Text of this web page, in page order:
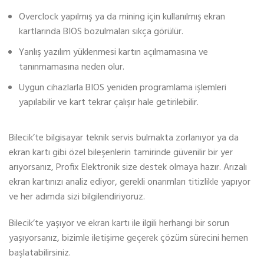
Overclock yapılmış ya da mining için kullanılmış ekran
kartlarında BIOS bozulmaları sıkça görülür.
Yanlış yazılım yüklenmesi kartın açılmamasına ve
tanınmamasına neden olur.
Uygun cihazlarla BIOS yeniden programlama işlemleri
yapılabilir ve kart tekrar çalışır hale getirilebilir.
Bilecik’te bilgisayar teknik servis bulmakta zorlanıyor ya da
ekran kartı gibi özel bileşenlerin tamirinde güvenilir bir yer
arıyorsanız, Profix Elektronik size destek olmaya hazır. Arızalı
ekran kartınızı analiz ediyor, gerekli onarımları titizlikle yapıyor
ve her adımda sizi bilgilendiriyoruz.
Bilecik’te yaşıyor ve ekran kartı ile ilgili herhangi bir sorun
yaşıyorsanız, bizimle iletişime geçerek çözüm sürecini hemen
başlatabilirsiniz.